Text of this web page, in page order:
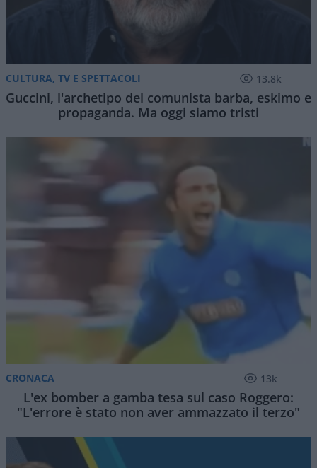
CULTURA, TV E SPETTACOLI 13.8k
Guccini, l'archetipo del comunista barba, eskimo e
propaganda. Ma oggi siamo tristi
CRONACA 13k
L'ex bomber a gamba tesa sul caso Roggero:
"L'errore è stato non aver ammazzato il terzo"